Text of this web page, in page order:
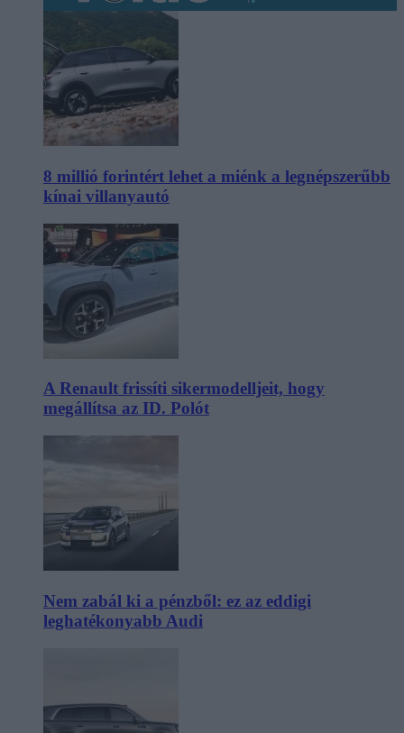
8 millió forintért lehet a miénk a legnépszerűbb
kínai villanyautó
A Renault frissíti sikermodelljeit, hogy
megállítsa az ID. Polót
Nem zabál ki a pénzből: ez az eddigi
leghatékonyabb Audi